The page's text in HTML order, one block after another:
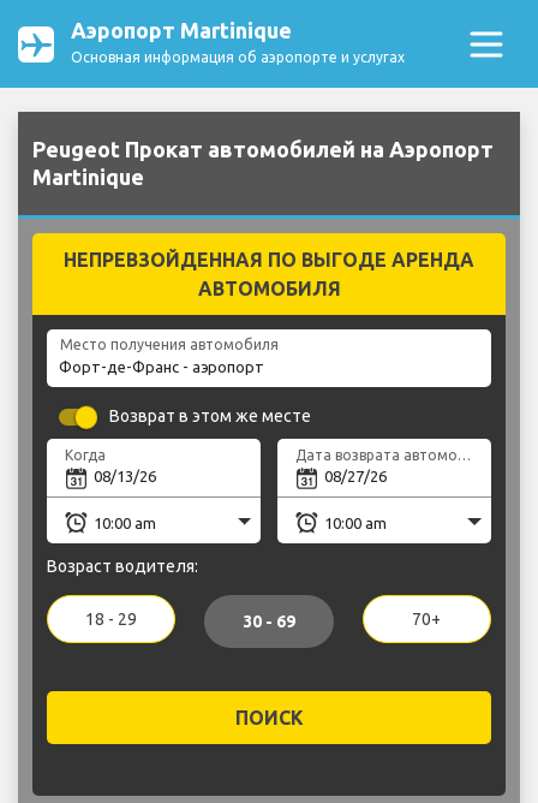
Аэропорт Martinique
Основная информация об аэропорте и услугах
Peugeot Прокат автомобилей на Аэропорт
Martinique
НЕПРЕВЗОЙДЕННАЯ ПО ВЫГОДЕ АРЕНДА
АВТОМОБИЛЯ
Место получения автомобиля
Возврат в этом же месте
Когда Дата возврата автомобиля
Возраст водителя:
18 - 29 30 - 69 70+
ПОИСК